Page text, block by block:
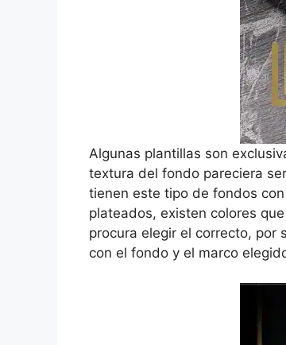
Algunas plantillas son
textura del fondo pareciera
tienen este tipo de fondos
plateados, existen colores
procura elegir el correcto, por
con el fondo y el marco